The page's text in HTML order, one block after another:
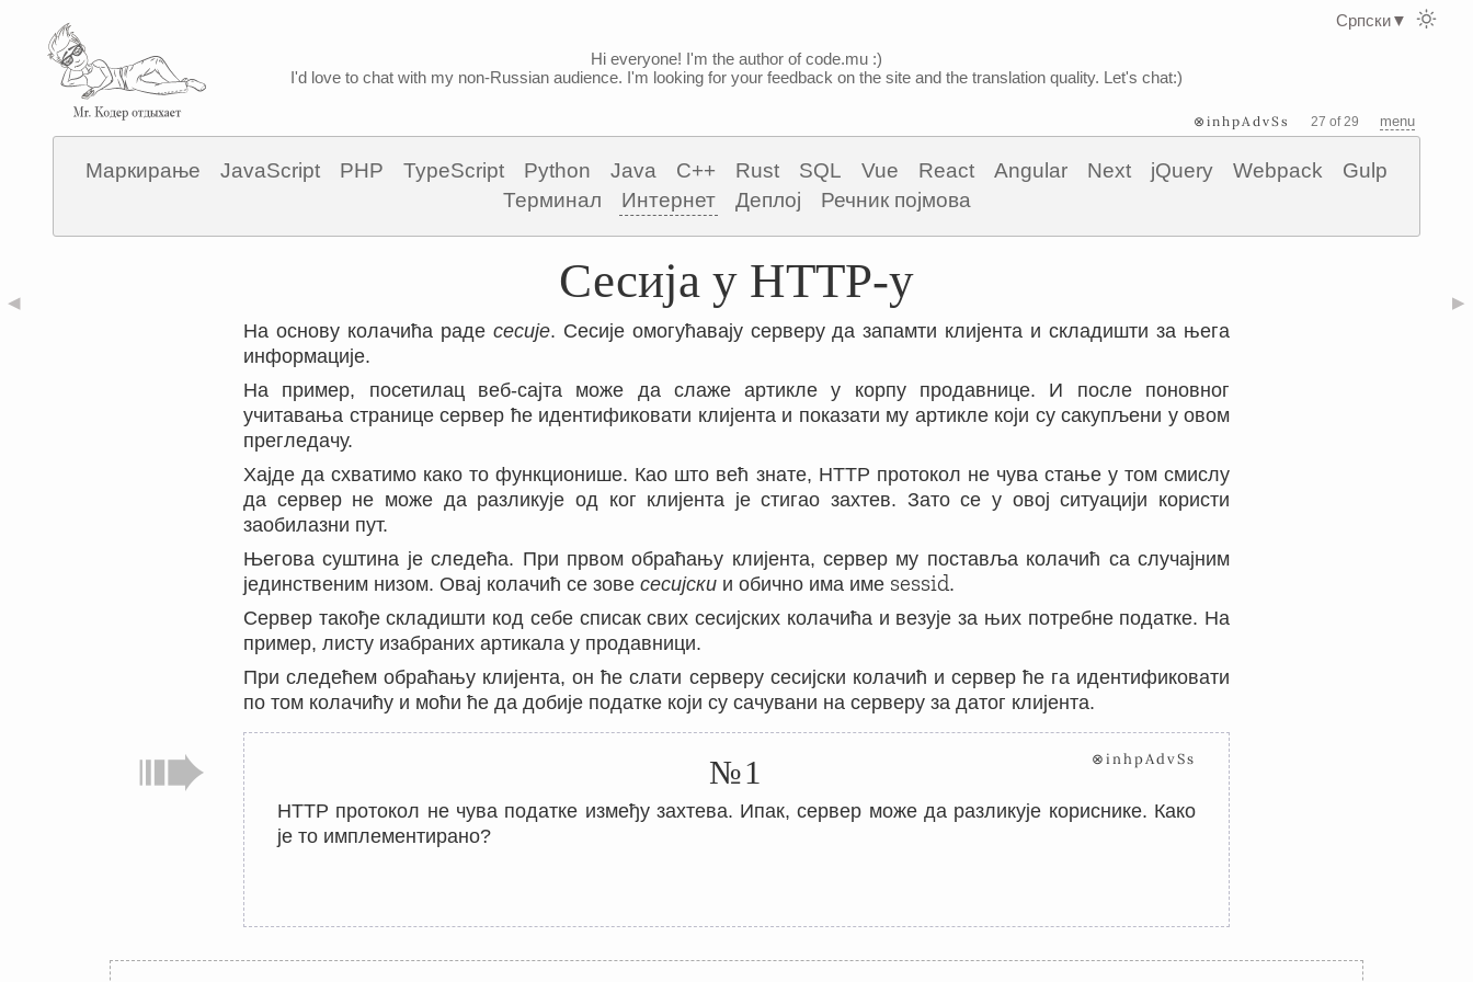
Hi everyone! I'm the author of code.mu :)
I'd love to chat with my non-Russian audience. I'm looking for your feedback on the site and the translation quality. Let's chat:)
⊗inhpAdvSs 27 of 29 menu
Маркирање JavaScript PHP TypeScript Python Java C++ Rust SQL Vue React Angular Next jQuery Webpack
Gulp
Терминал
Интернет Деплој Речник појмова
◀ ▶
Сесија у HTTP-у
На основу колачића раде сесије. Сесије омогућавају серверу да запамти клијента и складишти за њега
информације.
На пример, посетилац веб-сајта може да слаже артикле у корпу продавнице. И после поновног
учитавања странице сервер ће идентификовати клијента и показати му артикле који су сакупљени у овом
прегледачу.
Хајде да схватимо како то функционише. Као што већ знате, HTTP протокол не чува стање у том смислу
да сервер не може да разликује од ког клијента је стигао захтев. Зато се у овој ситуацији користи
заобилазни пут.
Његова суштина је следећа. При првом обраћању клијента, сервер му поставља колачић са случајним
јединственим низом. Овај колачић се зове сесијски и обично има име sessid.
Сервер такође складишти код себе списак свих сесијских колачића и везује за њих потребне податке. На
пример, листу изабраних артикала у продавници.
При следећем обраћању клијента, он ће слати серверу сесијски колачић и сервер ће га идентификовати
по том колачићу и моћи ће да добије податке који су сачувани на серверу за датог клијента.
№1 ⊗inhpAdvSs
HTTP протокол не чува податке између захтева. Ипак, сервер може да разликује кориснике. Како
је то имплементирано?
Српски▼